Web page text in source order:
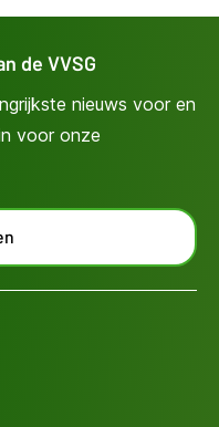
de VVSG
nieuws voor en
voor onze